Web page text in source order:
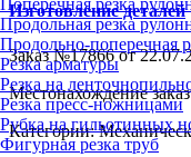
Продольная резка
Продольно-поперечная
Резка арматуры
Резка на
Резка пресс-ножницами
Рубка на гильотинных
Фигурная резка труб
Изготовление деталей
Заказ №17866 от
Местонахождение
Категории: